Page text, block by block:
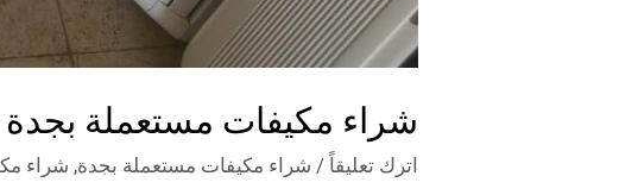
شراء مكيفات مستعملة بجدة – 0566947749 -شراء مكيفات تالفة
اترك تعليقاً / شراء مكيفات مستعملة بجدة, شراء